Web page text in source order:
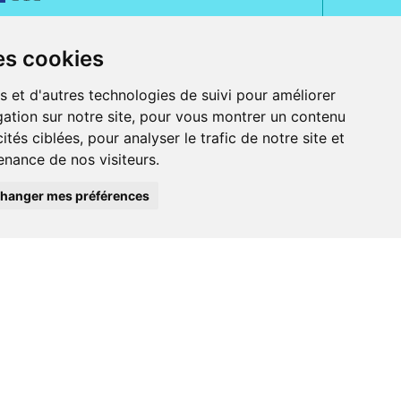
cookies
et d'autres technologies de suivi pour améliorer
sur notre site, pour vous montrer un contenu
ciblées, pour analyser le trafic de notre site et
de nos visiteurs.
mes préférences
Jeanne d' Harcourt, 80300 Albert.
ordonnance.
et iPod touch), ou sur Google Play (pour Androïd 5.0 ou version
Bancontact, PayPal.